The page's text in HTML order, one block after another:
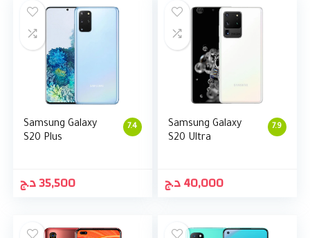
7.4
Samsung Galaxy
S20 Plus
35,500د.ج
7.9
Samsung Galaxy
S20 Ultra
40,000د.ج